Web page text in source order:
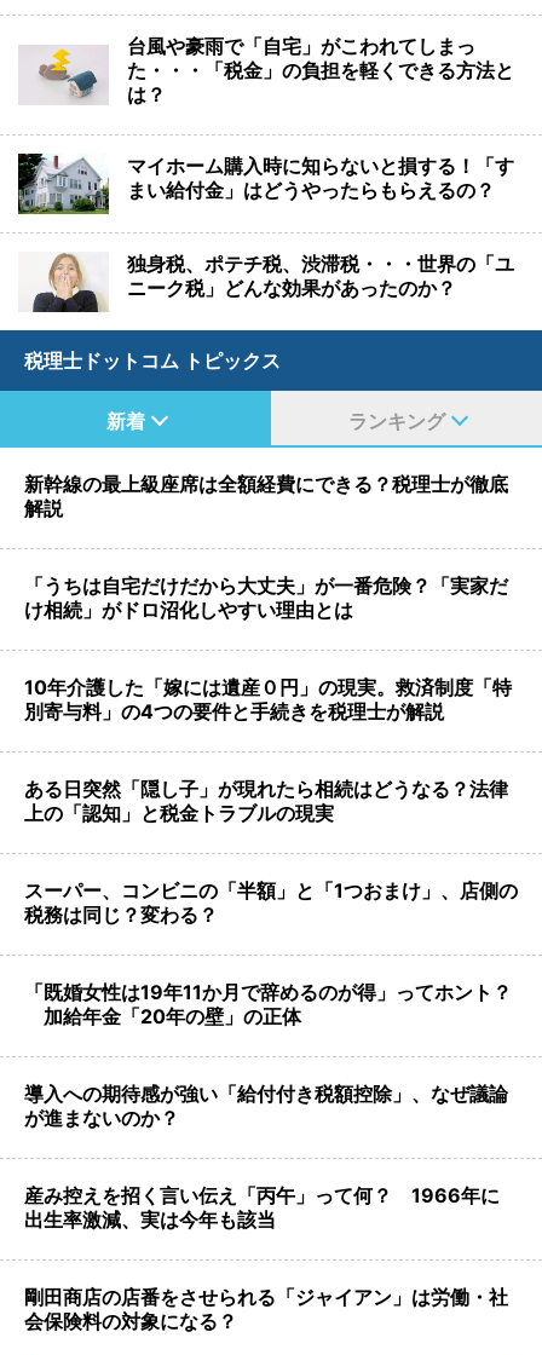
台風や豪雨で「自宅」がこわれてしまっ
た・・・「税金」の負担を軽くできる方法と
は？
マイホーム購入時に知らないと損する！「す
まい給付金」はどうやったらもらえるの？
独身税、ポテチ税、渋滞税・・・世界の「ユ
ニーク税」どんな効果があったのか？
税理士ドットコム トピックス
新着 ランキング
新幹線の最上級座席は全額経費にできる？税理士が徹底
解説
「うちは自宅だけだから大丈夫」が一番危険？「実家だ
け相続」がドロ沼化しやすい理由とは
10年介護した「嫁には遺産０円」の現実。救済制度「特
別寄与料」の4つの要件と手続きを税理士が解説
ある日突然「隠し子」が現れたら相続はどうなる？法律
上の「認知」と税金トラブルの現実
スーパー、コンビニの「半額」と「1つおまけ」、店側の
税務は同じ？変わる？
「既婚女性は19年11か月で辞めるのが得」ってホント？
加給年金「20年の壁」の正体
導入への期待感が強い「給付付き税額控除」、なぜ議論
が進まないのか？
産み控えを招く言い伝え「丙午」って何？ 1966年に
出生率激減、実は今年も該当
剛田商店の店番をさせられる「ジャイアン」は労働・社
会保険料の対象になる？